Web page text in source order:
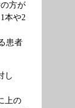
方が
本や2
患者
し
上の